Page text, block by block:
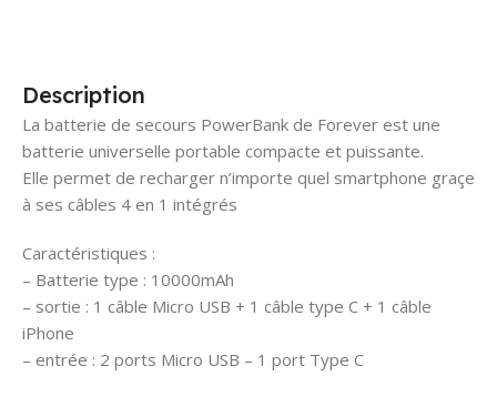
Description
La batterie de secours PowerBank de Forever est une
batterie universelle portable compacte et puissante.
Elle permet de recharger n’importe quel smartphone graçe
à ses câbles 4 en 1 intégrés
Caractéristiques :
– Batterie type : 10000mAh
– sortie : 1 câble Micro USB + 1 câble type C + 1 câble
iPhone
– entrée : 2 ports Micro USB – 1 port Type C